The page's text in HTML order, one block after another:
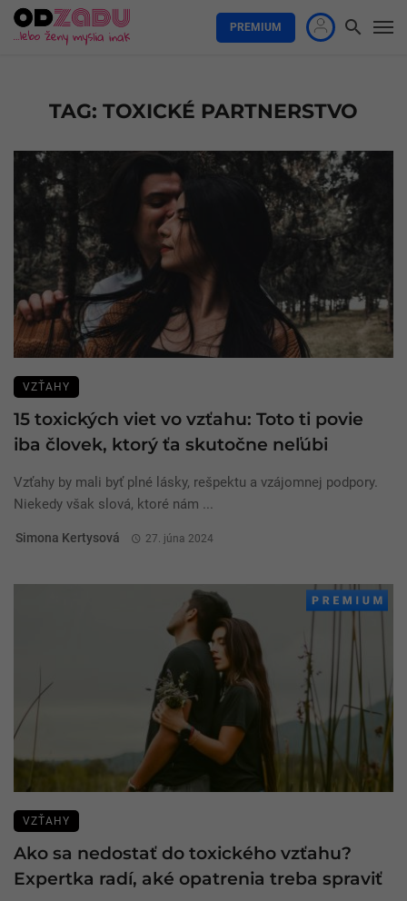
PREMIUM
TAG: TOXICKÉ PARTNERSTVO
VZŤAHY
15 toxických viet vo vzťahu: Toto ti povie
iba človek, ktorý ťa skutočne neľúbi
Vzťahy by mali byť plné lásky, rešpektu a vzájomnej podpory.
Niekedy však slová, ktoré nám ...
Simona Kertysová 27. júna 2024
VZŤAHY
Ako sa nedostať do toxického vzťahu?
Expertka radí, aké opatrenia treba spraviť